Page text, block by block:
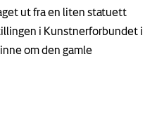
ut fra en liten statuett
i Kunstnerforbundet i
om den gamle